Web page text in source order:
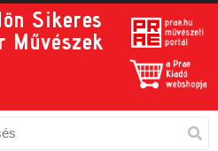
Sikeres
Művészek